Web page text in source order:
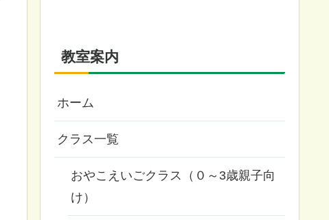
教室案内
ホーム
クラス一覧
おやこえいごクラス（０～3歳親子向
け）